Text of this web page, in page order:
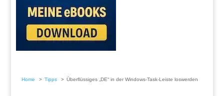
Home Tipps Überflüssiges „DE“ in der Windows-Task-Leiste loswerden